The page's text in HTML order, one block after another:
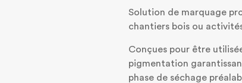
Solution de marquage
chantiers bois ou
Conçues pour être
pigmentation
phase de séchage